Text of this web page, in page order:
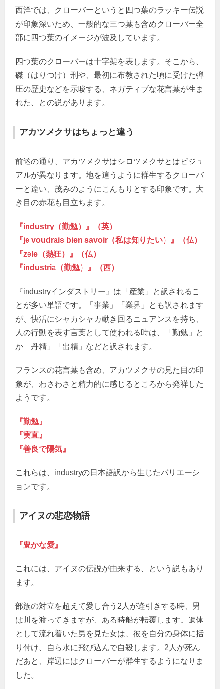
西洋では、クローバーというと四つ葉のラッキー伝説
が印象深いため、一般的な三つ葉も含めクローバー全
部に四つ葉のイメージが波及しています。
四つ葉のクローバーは十字架を表します。そこから、
磔（はりつけ）刑や、最初に布教された頃に受けた弾
圧の歴史などを示唆する、ネガティブな花言葉が生ま
れた、との説があります。
アカツメクサはちょっと違う
前述の通り、アカツメクサはシロツメクサとはビジュ
アルが異なります。地を這うように群生するクローバ
ーと違い、茂みのようにこんもりとする印象です。大
き目の赤花も目立ちます。
『industry（勤勉）』（英）
『je voudrais bien savoir（私は知りたい）』（仏）
『zele（熱狂）』（仏）
『industria（勤勉）』（西）
『industryインダストリー』は「産業」と訳されるこ
とが多い単語です。「事業」「業界」とも訳されます
が、快活にシャカシャカ動き回るニュアンスを持ち、
人の行動を表す言葉として使われる時は、「勤勉」と
か「丹精」「出精」などと訳されます。
フランスの花言葉も含め、アカツメクサの見た目の印
象が、わさわさと精力的に感じるところから発祥した
ようです。
『勤勉』
『実直』
『善良で陽気』
これらは、industryの日本語訳から生じたバリエーシ
ョンです。
アイヌの悲恋物語
『豊かな愛』
これには、アイヌの伝説が由来する、という説もあり
ます。
部族の対立を超えて愛し合う2人が逢引きする時、男
は川を渡ってきますが、ある時船が転覆します。遺体
として流れ着いた男を見た女は、彼を自分の身体に括
り付け、自ら水に飛び込んで自殺します。2人が死ん
だあと、岸辺にはクローバーが群生するようになりま
した。